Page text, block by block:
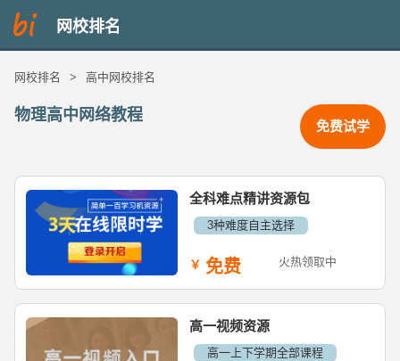
网校排名
网校排名 > 高中网校排名
物理高中网络教程
免费试学
全科难点精讲资源包
3种难度自主选择
免费 火热领取中
高一视频资源
高一上下学期全部课程